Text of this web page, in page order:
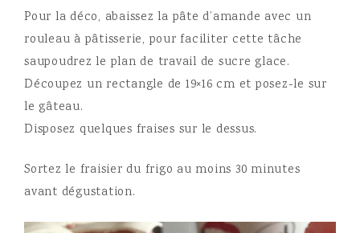
Pour la déco, abaissez la pâte d’amande avec un
rouleau à pâtisserie, pour faciliter cette tâche
saupoudrez le plan de travail de sucre glace.
Découpez un rectangle de 19×16 cm et posez-le sur
le gâteau.
Disposez quelques fraises sur le dessus.
Sortez le fraisier du frigo au moins 30 minutes
avant dégustation.